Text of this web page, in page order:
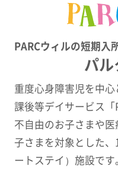
PARCウィルの短期入
パ
重度心身障害児を中
課後等デイサービス
不自由のお子さまや
子さまを対象とした
ートステイ）施設です。